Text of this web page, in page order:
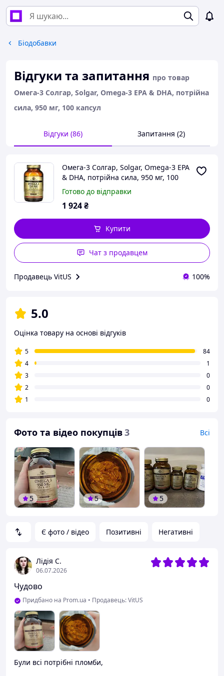
Біодобавки
Відгуки та запитання про товар
Омега-3 Солгар, Solgar, Omega-3 EPA & DHA, потрійна
сила, 950 мг, 100 капсул
Відгуки (86) Запитання (2)
Є фото / відео Позитивні Негативні
Лідія С.
06.07.2026
Чудово
Придбано на Prom.ua • Продавець: VitUS
Були всі потрібні пломби,
Омега-3 Солгар, Solgar, Omega-3 EPA
& DHA, потрійна сила, 950 мг, 100
капсул
Готово до відправки
1 924₴
Купити
Чат з продавцем
Продавець VitUS 100%
5.0
Оцінка товару на основі відгуків
5
84
4
1
3
0
2
0
1
0
Фото та відео покупців3 Всі
5 5 5